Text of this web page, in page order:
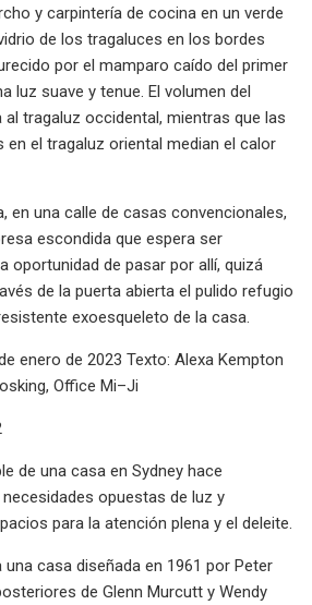
y carpintería de cocina en un verde
de los tragaluces en los bordes
por el mamparo caído del primer
luz suave y tenue. El volumen del
tragaluz occidental, mientras que las
el tragaluz oriental median el calor
en una calle de casas convencionales,
escondida que espera ser
oportunidad de pasar por allí, quizá
de la puerta abierta el pulido refugio
exoesqueleto de la casa.
enero de 2023 Texto: Alexa Kempton
Office Mi–Ji
de una casa en Sydney hace
opuestas de luz y
para la atención plena y el deleite.
casa diseñada en 1961 por Peter
de Glenn Murcutt y Wendy